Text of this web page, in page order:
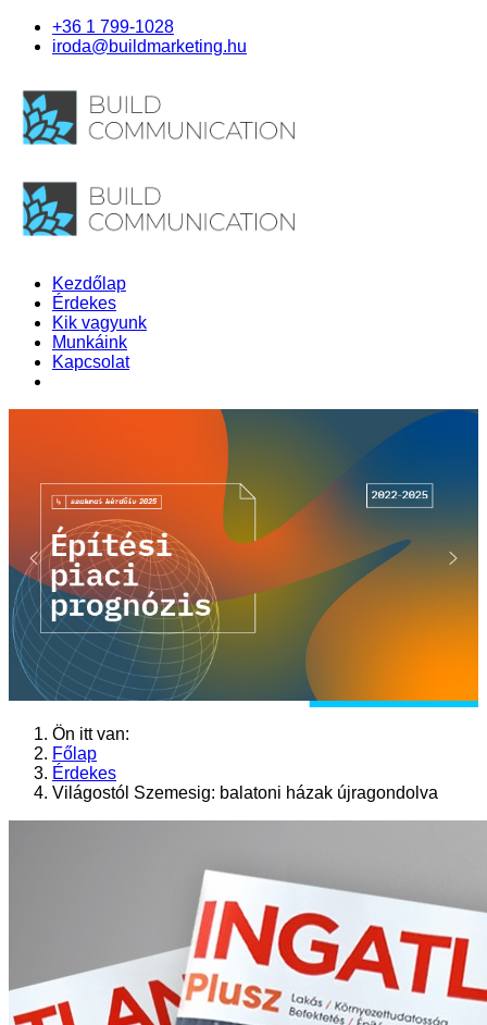
+36 1 799-1028
iroda@buildmarketing.hu
Kezdőlap
Érdekes
Kik vagyunk
Munkáink
Kapcsolat
Ön itt van:
Főlap
Érdekes
Világostól Szemesig: balatoni házak újragondolva